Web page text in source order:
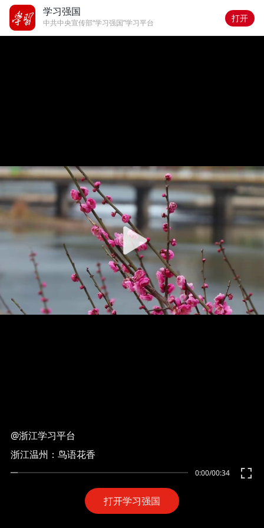
学习强国
中共中央宣传部“学习强国”学习平台 打开
打开学习强国
0:00/00:34
@浙江学习平台
浙江温州：鸟语花香